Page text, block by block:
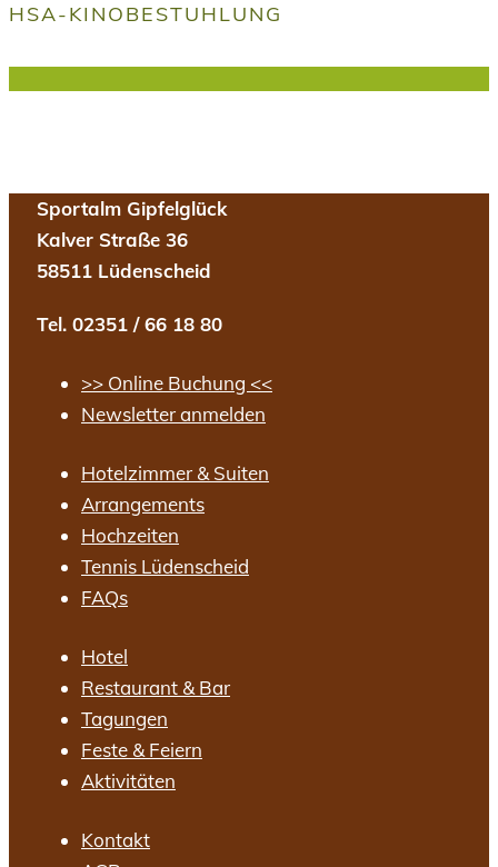
HSA-KINOBESTUHLUNG
Sportalm Gipfelglück
Kalver Straße 36
58511 Lüdenscheid
Tel. 02351 / 66 18 80
>> Online Buchung <<
Newsletter anmelden
Hotelzimmer & Suiten
Arrangements
Hochzeiten
Tennis Lüdenscheid
FAQs
Hotel
Restaurant & Bar
Tagungen
Feste & Feiern
Aktivitäten
Kontakt